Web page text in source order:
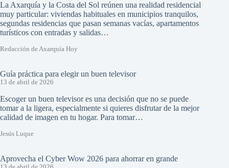
La Axarquía y la Costa del Sol reúnen una realidad residencial
muy particular: viviendas habituales en municipios tranquilos,
segundas residencias que pasan semanas vacías, apartamentos
turísticos con entradas y salidas…
Redacción de Axarquía Hoy
Guía práctica para elegir un buen televisor
13 de abril de 2026
Escoger un buen televisor es una decisión que no se puede
tomar a la ligera, especialmente si quieres disfrutar de la mejor
calidad de imagen en tu hogar. Para tomar…
Jesús Luque
Aprovecha el Cyber Wow 2026 para ahorrar en grande